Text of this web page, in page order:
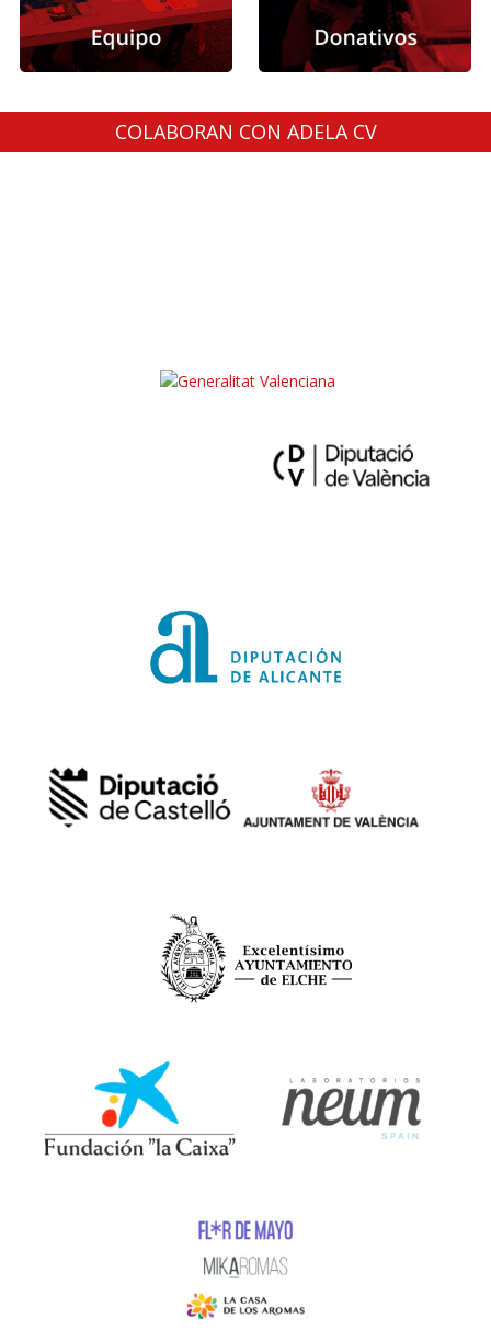
COLABORAN CON ADELA CV